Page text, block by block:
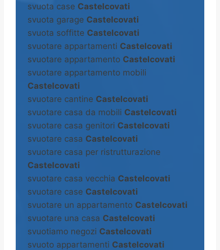
svuota case Castelcovati
svuota garage Castelcovati
svuota soffitte Castelcovati
svuotare appartamenti Castelcovati
svuotare appartamento Castelcovati
svuotare appartamento mobili
Castelcovati
svuotare cantine Castelcovati
svuotare casa da mobili Castelcovati
svuotare casa genitori Castelcovati
svuotare casa Castelcovati
svuotare casa per ristrutturazione
Castelcovati
svuotare casa vecchia Castelcovati
svuotare case Castelcovati
svuotare un appartamento Castelcovati
svuotare una casa Castelcovati
svuotiamo negozi Castelcovati
svuoto appartamenti Castelcovati